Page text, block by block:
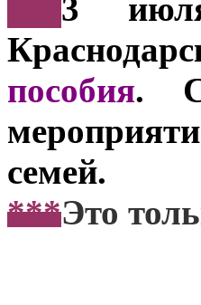
3
пособия. С
семей.
***Это